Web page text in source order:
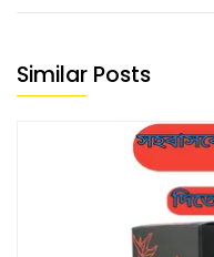
Similar Posts